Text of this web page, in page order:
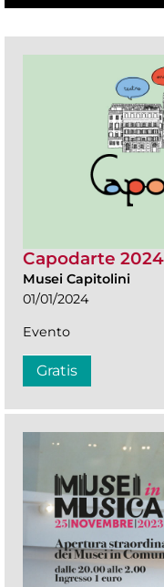
Capodarte
Musei Capitolini
01/01/2024
Evento
Gratis